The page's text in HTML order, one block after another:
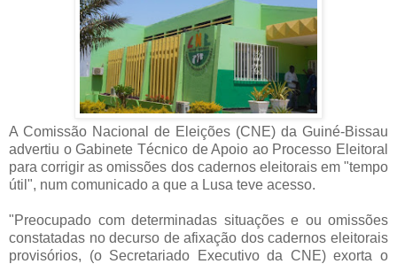
A Comissão Nacional de Eleições (CNE) da Guiné-Bissau
advertiu o Gabinete Técnico de Apoio ao Processo Eleitoral
para corrigir as omissões dos cadernos eleitorais em "tempo
útil", num comunicado a que a Lusa teve acesso.
"Preocupado com determinadas situações e ou omissões
constatadas no decurso de afixação dos cadernos eleitorais
provisórios, (o Secretariado Executivo da CNE) exorta o